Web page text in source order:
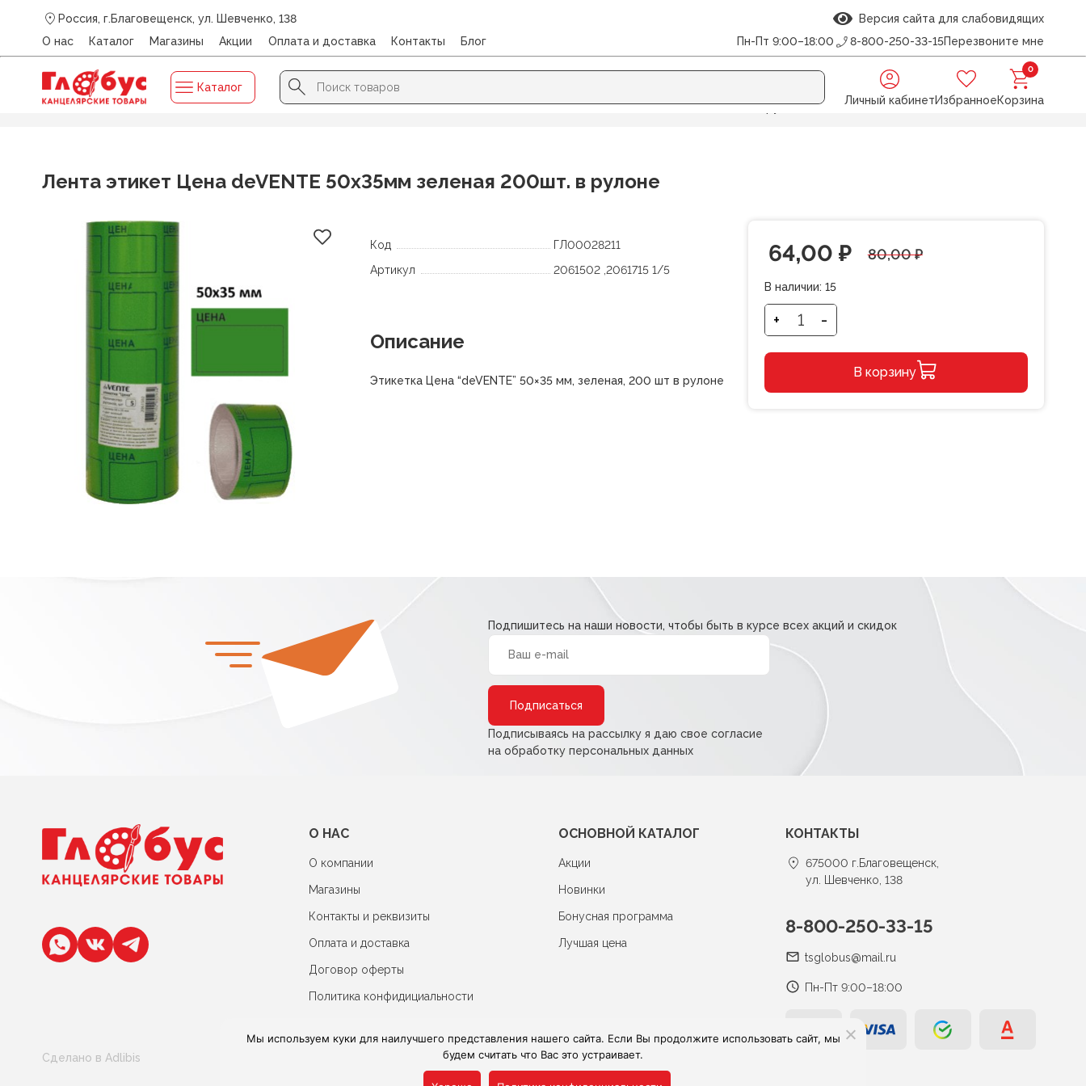
Россия, г.Благовещенск, ул. Шевченко, 138
Версия сайта для слабовидящих
О нас
Каталог Магазины Акции Оплата и доставка Контакты Блог Пн-Пт 9:00–18:00 8-800-250-33-15Перезвоните мне
Каталог
Search
for:
Search Button
Личный кабинетИзбранное
0
Корзина
Главная /Каталог/ ЧЕКОВАЯ ЛЕНТА, ЛЕНТА ЭТИКЕТ/Лента этикет/Лента этикет Цена deVENTE 50х35мм зеленая 200шт. в рулоне
Лента этикет Цена deVENTE 50х35мм зеленая 200шт. в рулоне
Код
ГЛ00028211
Артикул
2061502 ,2061715 1/5
Описание
Этикетка Цена “deVENTE” 50×35 мм, зеленая, 200 шт в рулоне
80,00₽
Первоначальная
цена
составляла
80,00 ₽.
64,00 ₽
Текущая
цена:
64,00 ₽.
В наличии: 15
+
Количество
Цена
-
В корзину
Подпишитесь на наши новости, чтобы быть в курсе всех акций и скидок
Подписываясь на рассылку я даю свое согласие
на обработку персональных данных
О НАС
О компании
Магазины
Контакты и реквизиты
Оплата и доставка
Договор оферты
Политика конфидициальности
ОСНОВНОЙ КАТАЛОГ
Акции
Новинки
Бонусная программа
Лучшая цена
КОНТАКТЫ
675000 г.Благовещенск,
ул. Шевченко, 138
8-800-250-33-15
tsglobus@mail.ru
Пн-Пт 9:00–18:00
Сделано в Adlibis
Мы используем куки для наилучшего представления нашего сайта. Если Вы продолжите использовать сайт, мы
будем считать что Вас это устраивает.